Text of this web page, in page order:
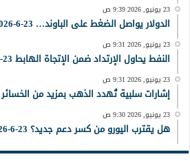
23 يونيو, 2026 9:39 ص
الدولار يواصل الضغط على الباوند… 23-6-2026
23 يونيو, 2026 9:31 ص
النفط يحاول الإرتداد ضمن الإتجاة الهابط 23-6-2026
23 يونيو, 2026 9:31 ص
إشارات سلبية تُهدد الذهب بمزيد من الخسائر 23-6-2026
23 يونيو, 2026 9:30 ص
هل يقترب اليورو من كسر دعم جديد؟ 23-6-2026